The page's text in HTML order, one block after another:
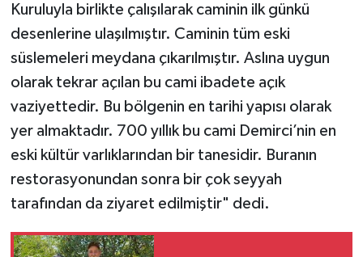
Kuruluyla birlikte çalışılarak caminin ilk günkü
desenlerine ulaşılmıştır. Caminin tüm eski
süslemeleri meydana çıkarılmıştır. Aslına uygun
olarak tekrar açılan bu cami ibadete açık
vaziyettedir. Bu bölgenin en tarihi yapısı olarak
yer almaktadır. 700 yıllık bu cami Demirci’nin en
eski kültür varlıklarından bir tanesidir. Buranın
restorasyonundan sonra bir çok seyyah
tarafından da ziyaret edilmiştir" dedi.